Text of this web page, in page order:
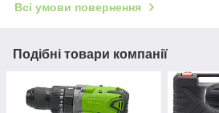
Всі умови повернення
Подібні товари компанії